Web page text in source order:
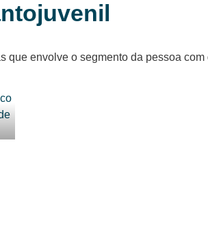
que envolve o segmento da pessoa com